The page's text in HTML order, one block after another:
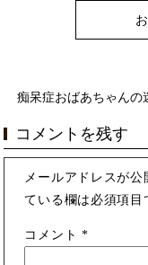
痴呆症おばあちゃんの
コメントを残す
メールアドレスが公
ている欄は必須項目
コメント *